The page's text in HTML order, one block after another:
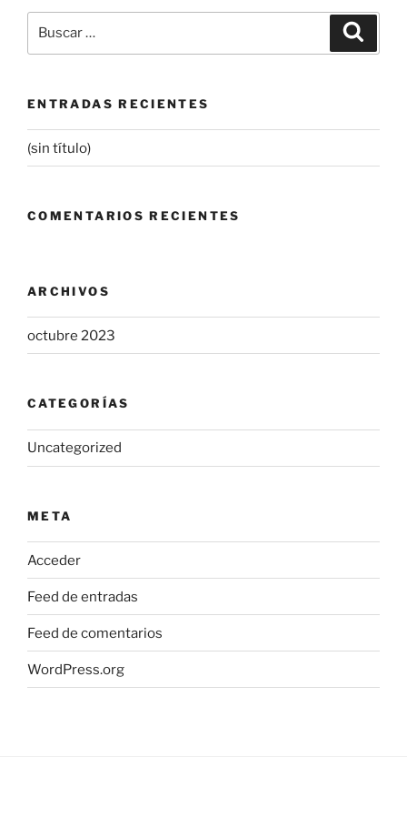
por:
ENTRADAS RECIENTES
(sin título)
COMENTARIOS RECIENTES
ARCHIVOS
octubre 2023
CATEGORÍAS
Uncategorized
META
Acceder
Feed de entradas
Feed de comentarios
WordPress.org